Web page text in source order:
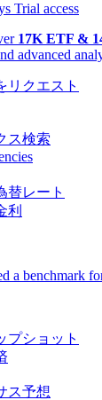
Trial access
17K ETF &
advanced
リクエスト
ス検索
替レート
利
a benchmark
プショット
ス予想